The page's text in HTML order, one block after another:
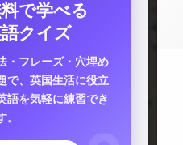
で学べる
クイズ
・フレーズ・穴埋め
で、英国生活に役立
語を気軽に練習でき
。